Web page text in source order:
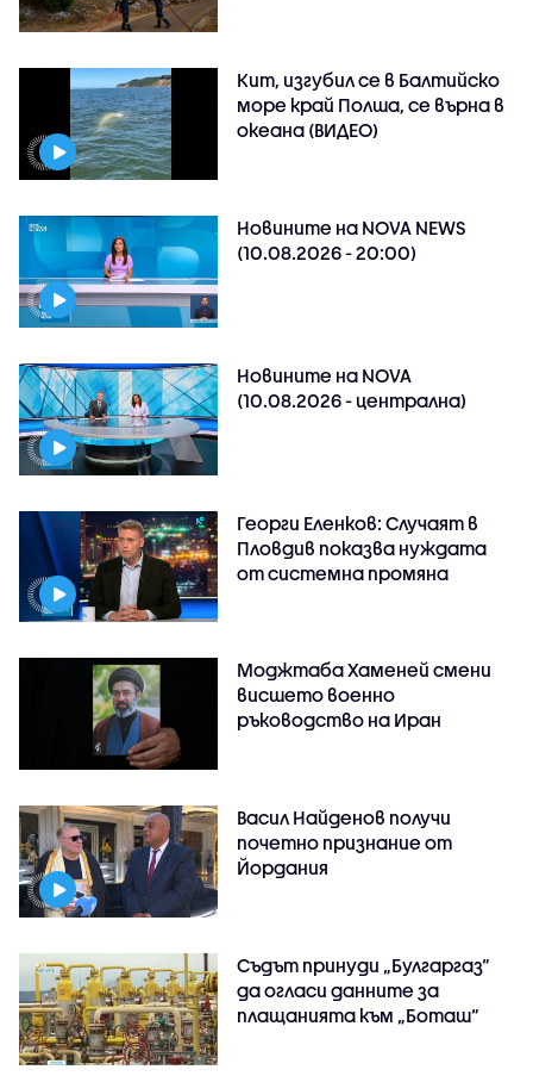
Кит, изгубил се в Балтийско
море край Полша, се върна в
океана (ВИДЕО)
Новините на NOVA NEWS
(10.08.2026 - 20:00)
Новините на NOVA
(10.08.2026 - централна)
Георги Еленков: Случаят в
Пловдив показва нуждата
от системна промяна
Моджтаба Хаменей смени
висшето военно
ръководство на Иран
Васил Найденов получи
почетно признание от
Йордания
Съдът принуди „Булгаргаз“
да огласи данните за
плащанията към „Боташ“